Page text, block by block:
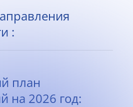
:
план
на 2026 год: